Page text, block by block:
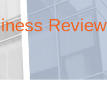
Review